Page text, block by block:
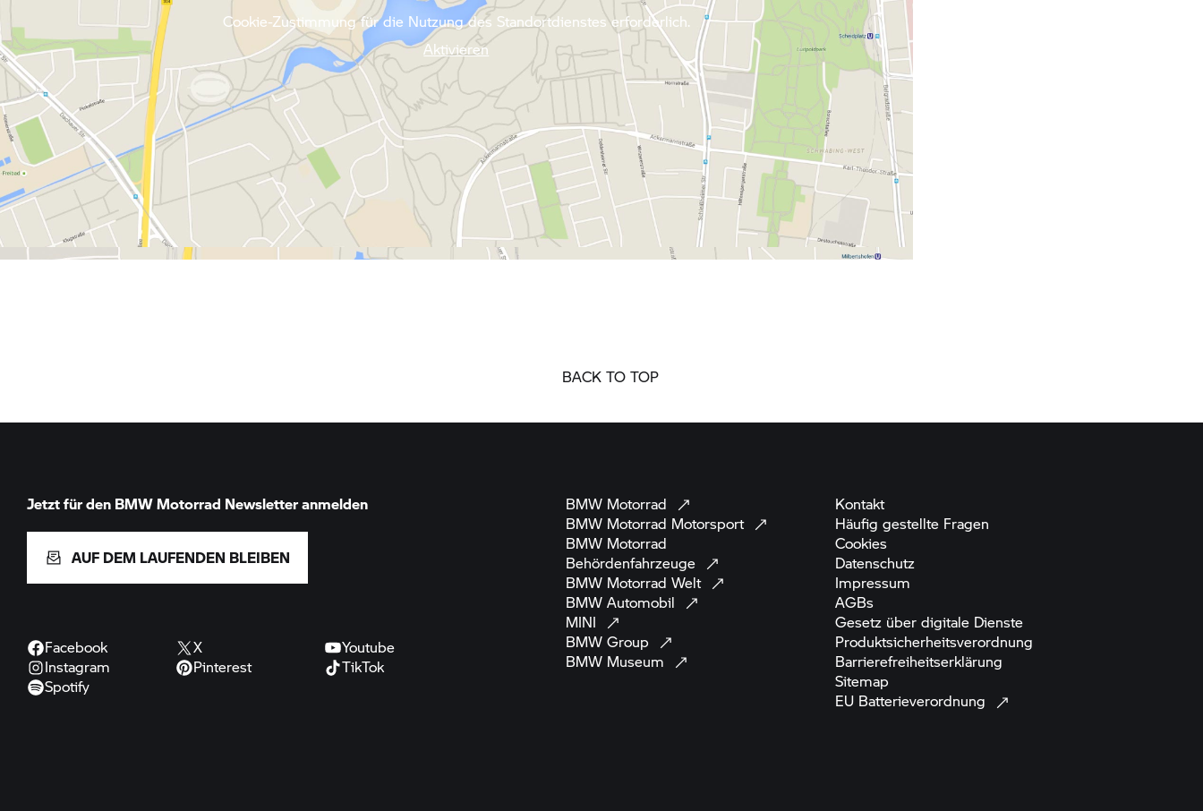
Cookie-Zustimmung für die Nutzung des Standortdienstes erforderlich.
Aktivieren
BACK TO TOP
Jetzt für den BMW Motorrad Newsletter anmelden
AUF DEM LAUFENDEN BLEIBEN
Facebook X
Youtube
Instagram
Pinterest
TikTok
Spotify
BMW Motorrad
BMW Motorrad Motorsport
BMW Motorrad
Behördenfahrzeuge
BMW Motorrad Welt
BMW Automobil
MINI
BMW Group
BMW Museum
Kontakt
Häufig gestellte Fragen
Cookies
Datenschutz
Impressum
AGBs
Gesetz über digitale Dienste
Produktsicherheitsverordnung
Barrierefreiheitserklärung
Sitemap
EU Batterieverordnung